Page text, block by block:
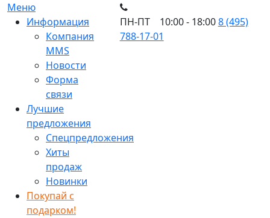
Меню
Информация
Компания
MMS
Новости
Форма
связи
Лучшие
предложения
Спецпредложения
Хиты
продаж
Новинки
Покупай с
подарком!
ПН-ПТ 10:00 - 18:008 (495)
788-17-01